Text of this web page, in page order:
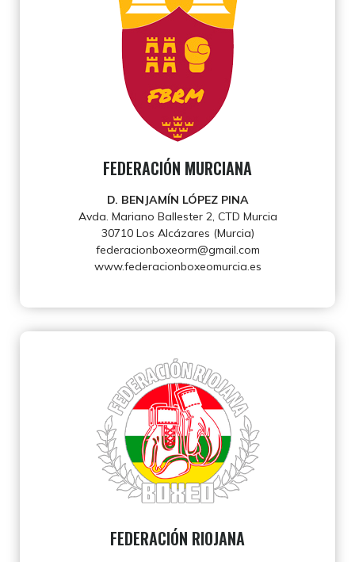
FEDERACIÓN MURCIANA
D. BENJAMÍN LÓPEZ PINA
Avda. Mariano Ballester 2, CTD Murcia
30710 Los Alcázares (Murcia)
federacionboxeorm@gmail.com
www.federacionboxeomurcia.es
FEDERACIÓN RIOJANA